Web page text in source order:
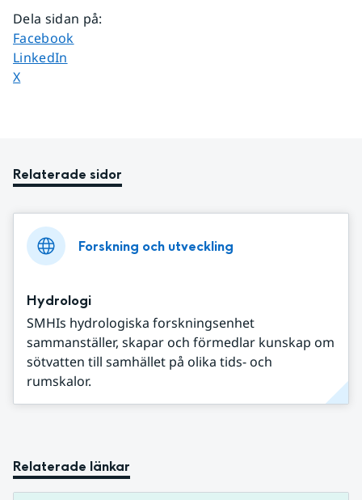
Dela sidan på:
Dela sidan på
Facebook
Dela sidan på
LinkedIn
Dela sidan på
X
Relaterade sidor
Forskning och utveckling
Hydrologi
SMHIs hydrologiska forskningsenhet
sammanställer, skapar och förmedlar kunskap om
sötvatten till samhället på olika tids- och
rumskalor.
Relaterade länkar